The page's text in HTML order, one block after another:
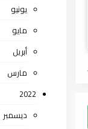
يونيو
مايو
أبريل
مارس
2022
ديسمبر